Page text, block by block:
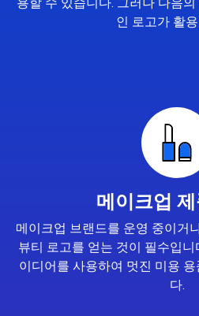
인 로고가 활
메이크업
메이크업 브랜드를 운영 중이거
뷰티 로고를 얻는 것이 필수입
이디어를 사용하여 멋진 미용
다.